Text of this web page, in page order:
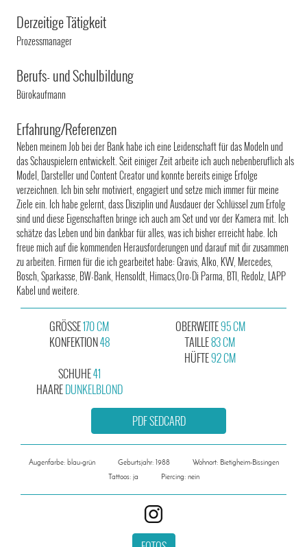
Derzeitige Tätigkeit
Prozessmanager
Berufs- und Schulbildung
Bürokaufmann
Erfahrung/Referenzen
Neben meinem Job bei der Bank habe ich eine Leidenschaft für das Modeln und
das Schauspielern entwickelt. Seit einiger Zeit arbeite ich auch nebenberuflich als
Model, Darsteller und Content Creator und konnte bereits einige Erfolge
verzeichnen. Ich bin sehr motiviert, engagiert und setze mich immer für meine
Ziele ein. Ich habe gelernt, dass Disziplin und Ausdauer der Schlüssel zum Erfolg
sind und diese Eigenschaften bringe ich auch am Set und vor der Kamera mit. Ich
schätze das Leben und bin dankbar für alles, was ich bisher erreicht habe. Ich
freue mich auf die kommenden Herausforderungen und darauf mit dir zusammen
zu arbeiten. Firmen für die ich gearbeitet habe: Gravis, Alko, KVV, Mercedes,
Bosch, Sparkasse, BW-Bank, Hensoldt, Himacs,Oro-Di Parma, BTI, Redolz, LAPP
Kabel und weitere.
GRÖSSE170 CM
KONFEKTION48
OBERWEITE95 CM
TAILLE83 CM
HÜFTE92 CM
SCHUHE41
HAAREDUNKELBLOND
PDF SEDCARD
Augenfarbe: blau-grün Geburtsjahr: 1988
Wohnort: Bietigheim-Bissingen
Tattoos: ja
Piercing: nein